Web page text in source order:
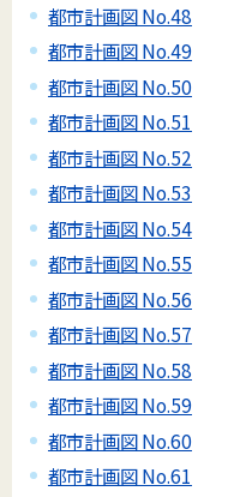
都市計画図 No.48
都市計画図 No.49
都市計画図 No.50
都市計画図 No.51
都市計画図 No.52
都市計画図 No.53
都市計画図 No.54
都市計画図 No.55
都市計画図 No.56
都市計画図 No.57
都市計画図 No.58
都市計画図 No.59
都市計画図 No.60
都市計画図 No.61